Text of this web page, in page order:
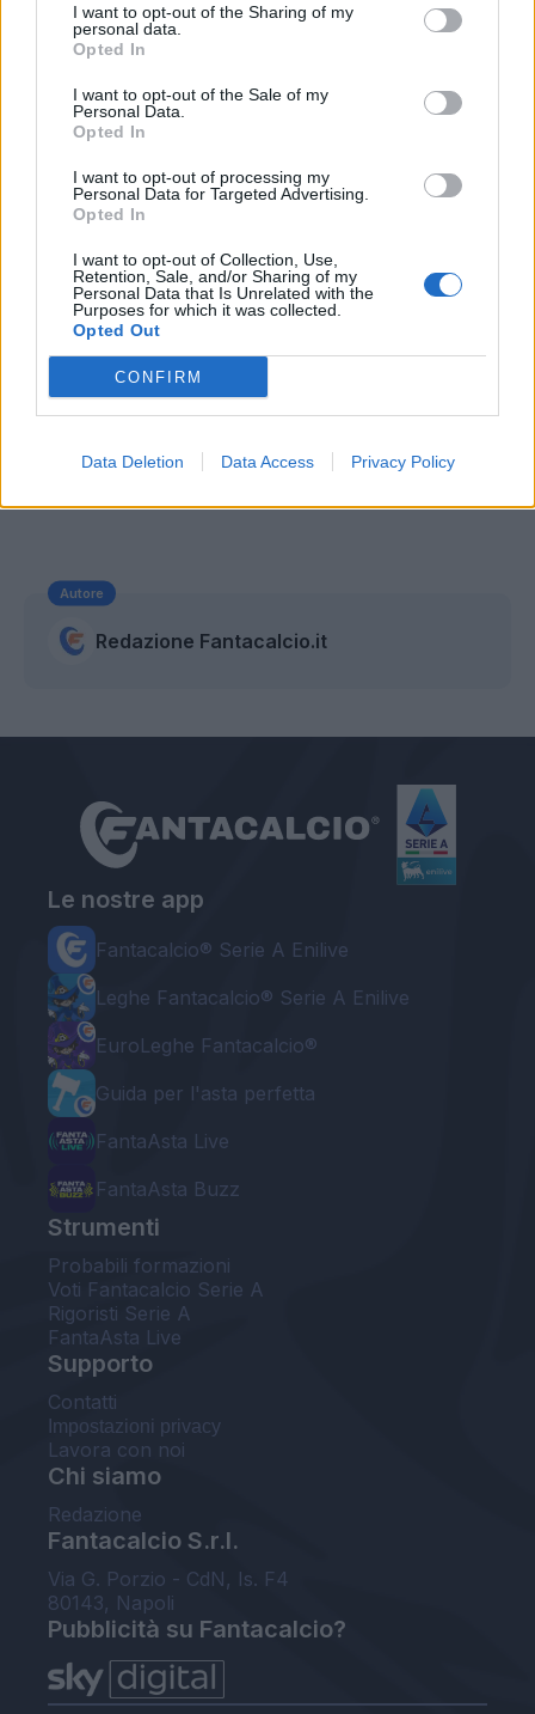
I want to opt-out of the Sharing of my
personal data.
Opted In
I want to opt-out of the Sale of my
Personal Data.
Opted In
I want to opt-out of processing my
Personal Data for Targeted Advertising.
Opted In
I want to opt-out of Collection, Use,
Retention, Sale, and/or Sharing of my
Personal Data that Is Unrelated with the
Purposes for which it was collected.
Opted Out
CONFIRM
Data Deletion Data Access Privacy Policy
Conduce: Gianmarco Della Ragione
Oggi con noi: Vincenzo Di Mauro, CarmySpecial
e Recosta.
Autore
Redazione Fantacalcio.it
Le nostre app
Fantacalcio® Serie A Enilive
Leghe Fantacalcio® Serie A Enilive
EuroLeghe Fantacalcio®
Guida per l'asta perfetta
FantaAsta Live
FantaAsta Buzz
Strumenti
Probabili formazioni
Voti Fantacalcio Serie A
Rigoristi Serie A
FantaAsta Live
Supporto
Contatti
Impostazioni privacy
Lavora con noi
Chi siamo
Redazione
Fantacalcio S.r.l.
Via G. Porzio - CdN, Is. F4
80143, Napoli
Pubblicità su Fantacalcio?